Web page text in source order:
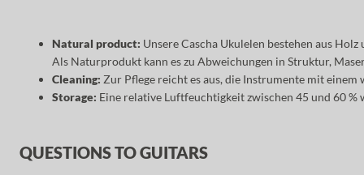
Natural product: Unsere Cascha Ukulelen bestehen aus
Als Naturprodukt kann es zu Abweichungen in Struktur,
Cleaning: Zur Pflege reicht es aus, die Instrumente mit
Storage: Eine relative Luftfeuchtigkeit zwischen 45 und 60
QUESTIONS TO GUITARS